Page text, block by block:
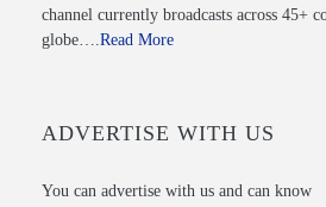
channel currently broadcasts across 45+
globe…. Read More
ADVERTISE WITH US
You can advertise with us and can know